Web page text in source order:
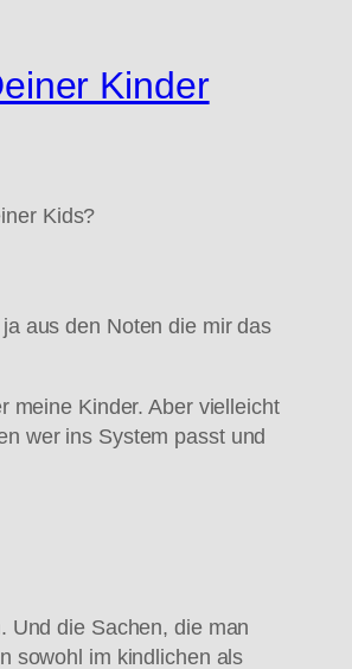
Kinder
Kids?
aus den Noten die mir das
meine Kinder. Aber vielleicht
wer ins System passt und
Und die Sachen, die man
sowohl im kindlichen als